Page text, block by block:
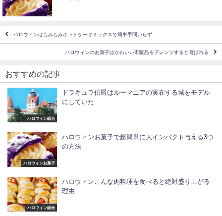
ハロウィンはもみもみホットケーキミックスで簡単手間いらず
ハロウィンのお菓子はかわいい市販品をアレンジすると喜ばれる
おすすめの記事
ハロウィン総合
ドラキュラ伯爵はルーマニアの実在する城をモデル
にしていた
ハロウィンお菓子
ハロウィンお菓子で超簡単に大インパクト与える3つ
の方法
ハロウィン総合
ハロウィンこんな肉料理を食べると絶対盛り上がる
理由